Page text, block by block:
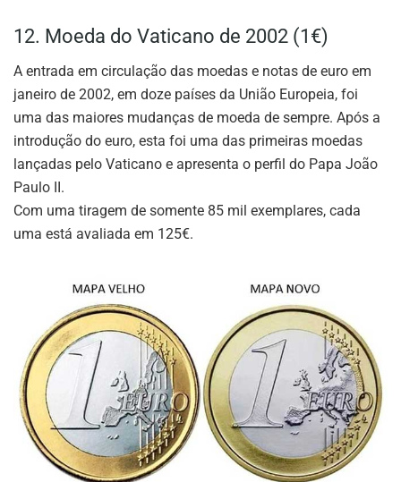
12. Moeda do Vaticano de 2002 (1€)
A entrada em circulação das moedas e notas de euro em
janeiro de 2002, em doze países da União Europeia, foi
uma das maiores mudanças de moeda de sempre. Após a
introdução do euro, esta foi uma das primeiras moedas
lançadas pelo Vaticano e apresenta o perfil do Papa João
Paulo II.
Com uma tiragem de somente 85 mil exemplares, cada
uma está avaliada em 125€.